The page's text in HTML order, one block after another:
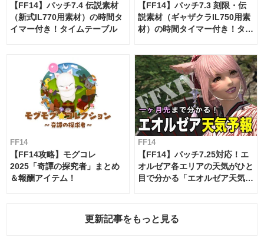
【FF14】パッチ7.4 伝説素材
（新式IL770用素材）の時間タ
イマー付き！タイムテーブル
【FF14】パッチ7.3 刻限・伝
説素材（ギャザクラIL750用素
材）の時間タイマー付き！タイ
FF14
【FF14攻略】モグコレ
2025「奇譚の探究者」まとめ
＆報酬アイテム！
FF14
【FF14】パッチ7.25対応！エ
オルゼア各エリアの天気がひと
目で分かる「エオルゼア天気予
更新記事をもっと見る